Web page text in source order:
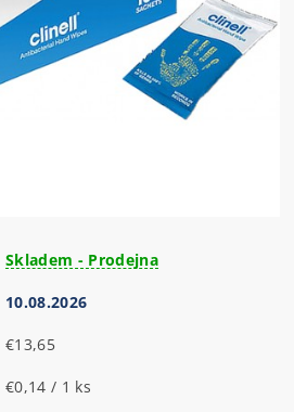
Skladem - Prodejna
10.08.2026
€13,65
€0,14 / 1 ks